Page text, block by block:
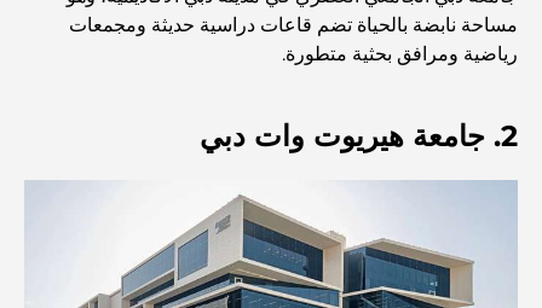
اكتشف أفضل وجبة إفطار في منطقة الخليج التجاري، دبي
المستشفيات الحكومية في دبي: رعاية صحية شاملة للجميع
أغلى سيارة لامبورغيني على الإطلاق: قائمة هواة الجمع
أغلى مدارس جيمس في دبي: دليل شامل للآباء
مساحة نابضة بالحياة تضم قاعات دراسية حديثة ومجمعات
رياضية ومرافق بحثية متطورة.
2. جامعة هيريوت وات دبي